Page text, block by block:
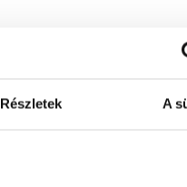
Részletek A